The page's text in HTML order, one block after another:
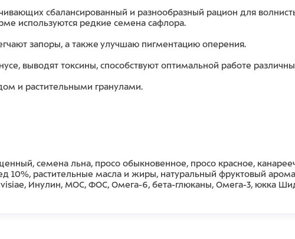
сбалансированный и разнообразный рацион для
используются редкие семена сафлора.
запоры, а также улучшаю пигментацию оперения.
выводят токсины, способствуют оптимальной работе
и растительными гранулами.
семена льна, просо обыкновенное, просо красное,
10%, растительные масла и жиры, натуральный фруктовый
Инулин, МОС, ФОС, Омега-6, бета-глюканы, Омега-3, юкка